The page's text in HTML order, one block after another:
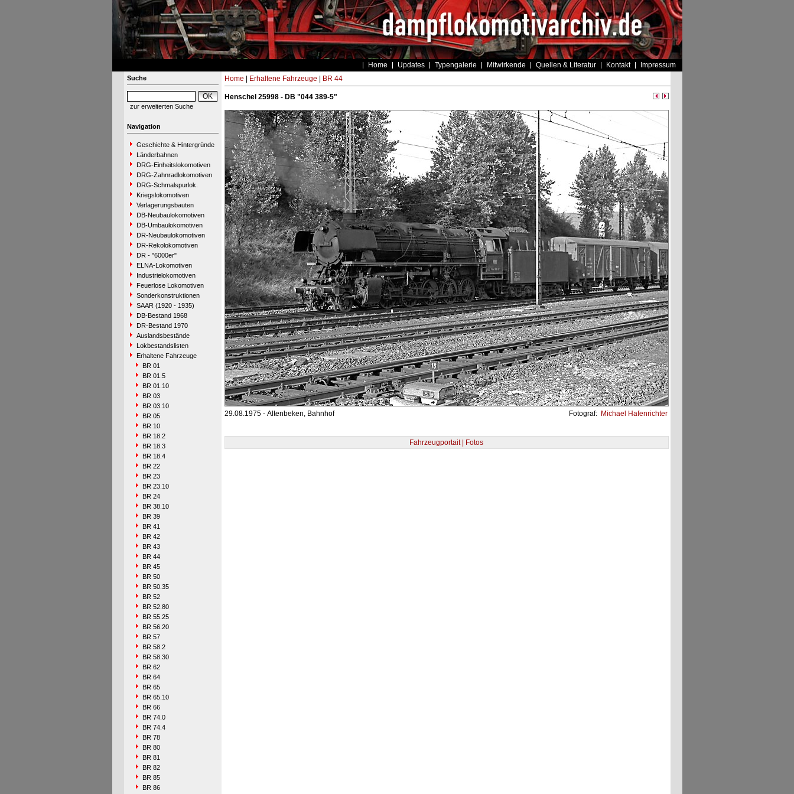
Home Updates Typengalerie Mitwirkende Quellen & Literatur Kontakt Impressum
Suche
zur erweiterten Suche
Navigation
Geschichte & Hintergründe
Länderbahnen
DRG-Einheitslokomotiven
DRG-Zahnradlokomotiven
DRG-Schmalspurlok.
Kriegslokomotiven
Verlagerungsbauten
DB-Neubaulokomotiven
DB-Umbaulokomotiven
DR-Neubaulokomotiven
DR-Rekolokomotiven
DR - "6000er"
ELNA-Lokomotiven
Industrielokomotiven
Feuerlose Lokomotiven
Sonderkonstruktionen
SAAR (1920 - 1935)
DB-Bestand 1968
DR-Bestand 1970
Auslandsbestände
Lokbestandslisten
Erhaltene Fahrzeuge
BR 01
BR 01.5
BR 01.10
BR 03
BR 03.10
BR 05
BR 10
BR 18.2
BR 18.3
BR 18.4
BR 22
BR 23
BR 23.10
BR 24
BR 38.10
BR 39
BR 41
BR 42
BR 43
BR 44
BR 45
BR 50
BR 50.35
BR 52
BR 52.80
BR 55.25
BR 56.20
BR 57
BR 58.2
BR 58.30
BR 62
BR 64
BR 65
BR 65.10
BR 66
BR 74.0
BR 74.4
BR 78
BR 80
BR 81
BR 82
BR 85
BR 86
Home Erhaltene Fahrzeuge BR 44
Henschel 25998 - DB "044 389-5"
29.08.1975 - Altenbeken, Bahnhof Fotograf: Michael Hafenrichter
Fahrzeugportait | Fotos